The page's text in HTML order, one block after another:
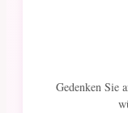
Gedenken Sie